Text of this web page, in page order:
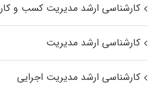
کارشناسی ارشد مدیریت کسب و
کارشناسی ارشد مدیریت
کارشناسی ارشد مدیریت اجرایی